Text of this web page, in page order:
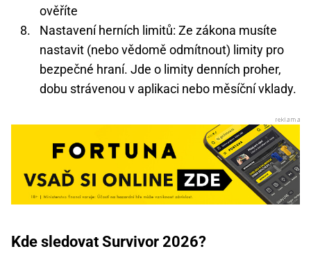
ověříte
Nastavení herních limitů: Ze zákona musíte
nastavit (nebo vědomě odmítnout) limity pro
bezpečné hraní. Jde o limity denních proher,
dobu strávenou v aplikaci nebo měsíční vklady.
Kde sledovat Survivor 2026?